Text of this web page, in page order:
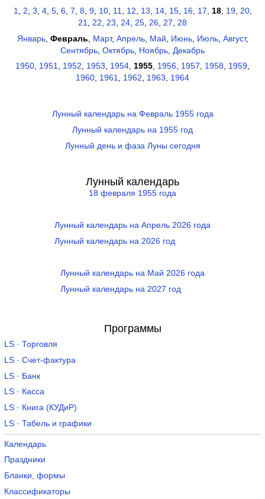
1
2 3 4, 5, 6, 7 8 9, 10, 11 12 13 14, 15, 16, 17 18, 19, 20,
21
22 23 24 25 26 27
28
Январь, Февраль Март, Апрель, Май Июнь, Июль, Август,
Сентябрь Октябрь Ноябрь Декабрь
1950, 1951, 1952, 1953, 1954, 1955, 1956, 1957, 1958, 1959,
1960, 1961, 1962, 1963, 1964
Лунный календарь на Февраль 1955 года
Лунный календарь на 1955 год
Лунный день и фаза Луны сегодня
Лунный календарь
18 февраля 1955 года
Лунный календарь на Апрель 2026 года
Лунный календарь на 2026 год
Лунный календарь на Май 2026 года
Лунный календарь на 2027 год
Программы
LS · Торговля
LS · Счет-фактура
LS · Банк
LS · Касса
LS · Книга (КУДиР)
LS · Табель и графики
Календарь
Праздники
Бланки, формы
Классификаторы